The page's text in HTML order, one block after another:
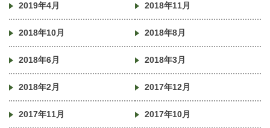
2019年4月 2018年11月
2018年10月 2018年8月
2018年6月 2018年3月
2018年2月 2017年12月
2017年11月 2017年10月